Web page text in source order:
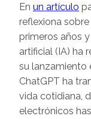
En un artículo
reflexiona
primeros años
artificial (IA) ha
su lanzamiento
ChatGPT ha
vida cotidiana,
electrónicos